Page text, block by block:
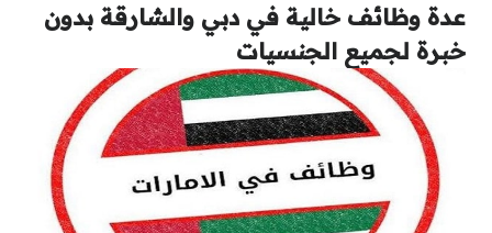
عدة وظائف خالية في دبي والشارقة بدون
خبرة لجميع الجنسيات